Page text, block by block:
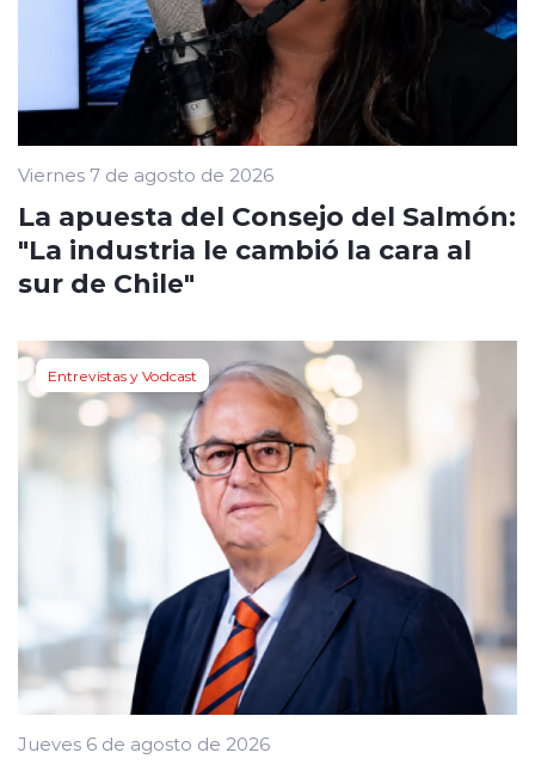
Viernes 7 de agosto de 2026
La apuesta del Consejo del Salmón:
"La industria le cambió la cara al
sur de Chile"
Entrevistas y Vodcast
Jueves 6 de agosto de 2026